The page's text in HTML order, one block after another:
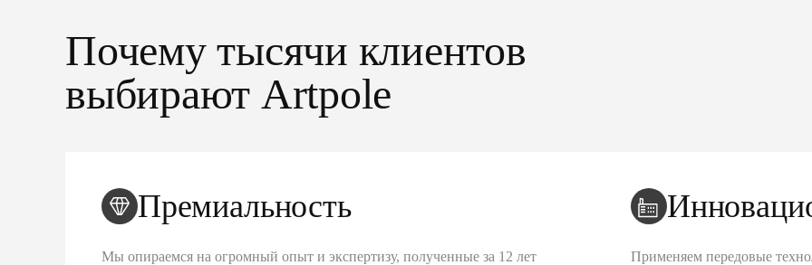
Почему тысячи клиентов
выбирают Artpole
Премиальность
Мы опираемся на огромный опыт и экспертизу, полученные за 12 лет
Применяем передовые